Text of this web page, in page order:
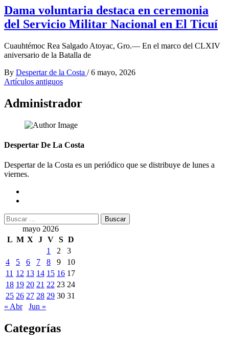
Dama voluntaria destaca en ceremonia
del Servicio Militar Nacional en El Ticuí
Cuauhtémoc Rea Salgado Atoyac, Gro.— En el marco del CLXIV
aniversario de la Batalla de
By Despertar de la Costa / 6 mayo, 2026
Navegación
de
entradas
Artículos antiguos
Administrador
Despertar De La Costa
Despertar de la Costa es un periódico que se distribuye de lunes a
viernes.
Buscar:
mayo 2026
L M X J V S D
1
2
3
4
5 6 7 8 9
10
11 12 13 14 15 16 17
18 19 20 21 22 23 24
25 26 27 28 29 30 31
« Abr
Jun »
Categorías